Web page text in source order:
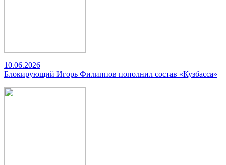
10.06.2026
Блокирующий Игорь Филиппов пополнил состав «Кузбасса»